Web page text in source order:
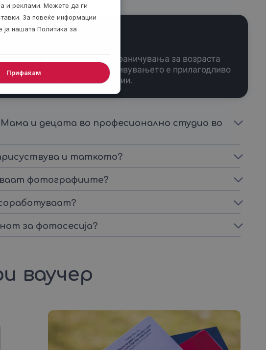
Нема строги ограничувања за возраста
на децата, доживувањето е прилагодливо
за сите генерации.
и децата во професионално студио во
и таткото?
фотографиите?
за фотосесија?
ваучер
и реклами. Можете да ги
За повеќе информации
ја нашата Политика за
Прифаќам